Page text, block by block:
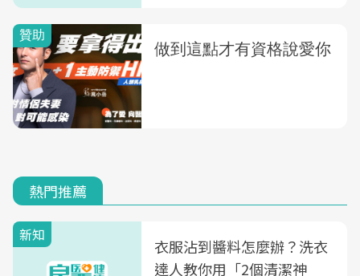
熱門推薦
新知
衣服沾到醬料怎麼辦？洗衣
達人教你用「2個清潔神